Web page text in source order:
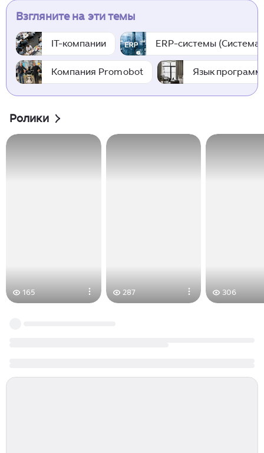
Взгляните на эти темы
IT-компании ERP-системы (Система
Компания Promobot Язык
Ролики
165 287 306